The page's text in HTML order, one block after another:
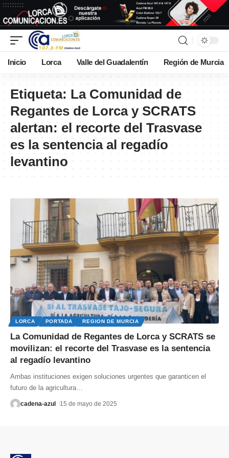
Inicio Lorca Valle del Guadalentín Región de Murcia
Etiqueta: La Comunidad de
Regantes de Lorca y SCRATS
alertan: el recorte del Trasvase
es la sentencia al regadío
levantino
LORCA PORTADA REGION DE MURCIA
La Comunidad de Regantes de Lorca y SCRATS se
movilizan: el recorte del Trasvase es la sentencia
al regadío levantino
Ambas instituciones exigen soluciones urgentes que garanticen el
futuro de la agricultura
cadena-azul 15 de mayo de 2025